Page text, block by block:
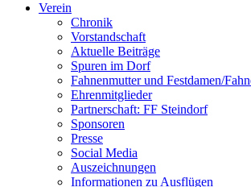
Verein
Chronik
Vorstandschaft
Aktuelle Beiträge
Spuren im Dorf
Fahnenmutter und Festdamen/
Ehrenmitglieder
Partnerschaft: FF Steindorf
Sponsoren
Presse
Social Media
Auszeichnungen
Informationen zu Ausflügen